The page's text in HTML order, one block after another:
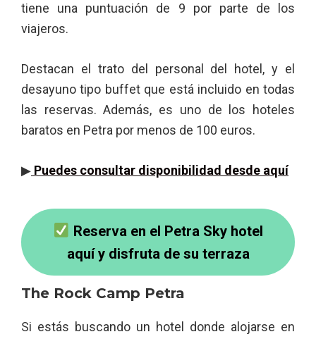
tiene una puntuación de 9 por parte de los
viajeros.
Destacan el trato del personal del hotel, y el
desayuno tipo buffet que está incluido en todas
las reservas. Además, es uno de los hoteles
baratos en Petra por menos de 100 euros.
▶ Puedes consultar disponibilidad desde aquí
Reserva en el Petra Sky hotel
aquí y disfruta de su terraza
The Rock Camp Petra
Si estás buscando un hotel donde alojarse en